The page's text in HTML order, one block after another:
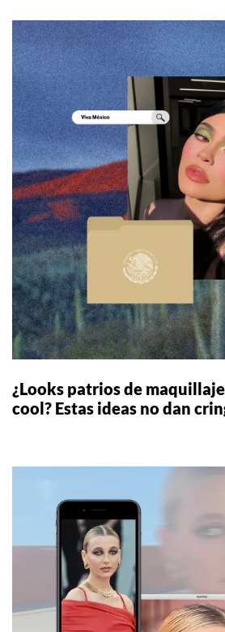
¿Looks patrios de
cool? Estas ideas no dan